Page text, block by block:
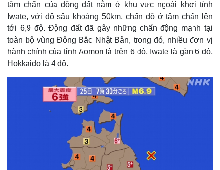
tâm chấn của động đất nằm ở khu vực ngoài khơi tỉnh
Iwate, với độ sâu khoảng 50km, chấn độ ở tâm chấn lên
tới 6,9 độ. Động đất đã gây những chấn động mạnh tại
toàn bộ vùng Đông Bắc Nhật Bản, trong đó, nhiều đơn vị
hành chính của tỉnh Aomori là trên 6 độ, Iwate là gần 6 độ,
Hokkaido là 4 độ.